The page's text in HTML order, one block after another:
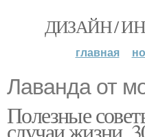
ДИЗАЙН /
главная
Лаванда от
Полезные